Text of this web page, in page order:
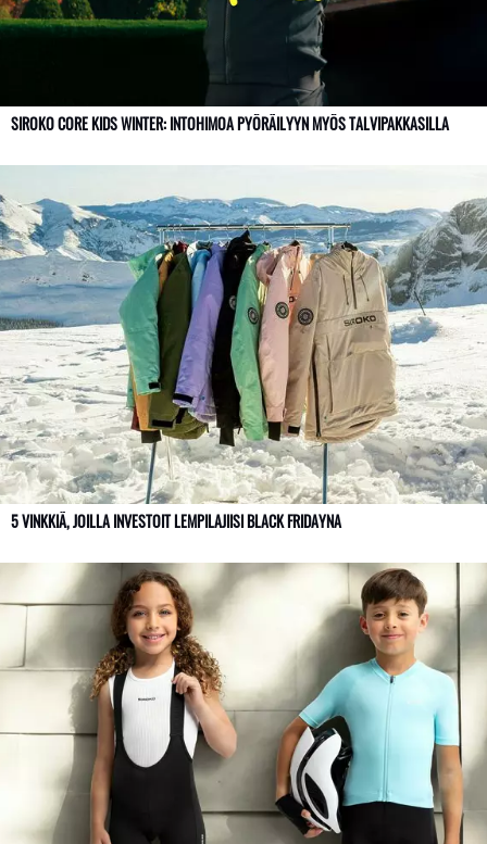
SIROKO CORE KIDS WINTER: INTOHIMOA PYÖRÄILYYN MYÖS TALVIPAKKASILLA
5 VINKKIÄ, JOILLA INVESTOIT LEMPILAJIISI BLACK FRIDAYNA